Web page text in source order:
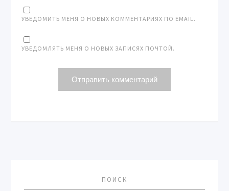
УВЕДОМИТЬ МЕНЯ О НОВЫХ КОММЕНТАРИЯХ ПО EMAIL.
УВЕДОМЛЯТЬ МЕНЯ О НОВЫХ ЗАПИСЯХ ПОЧТОЙ.
ПОИСК